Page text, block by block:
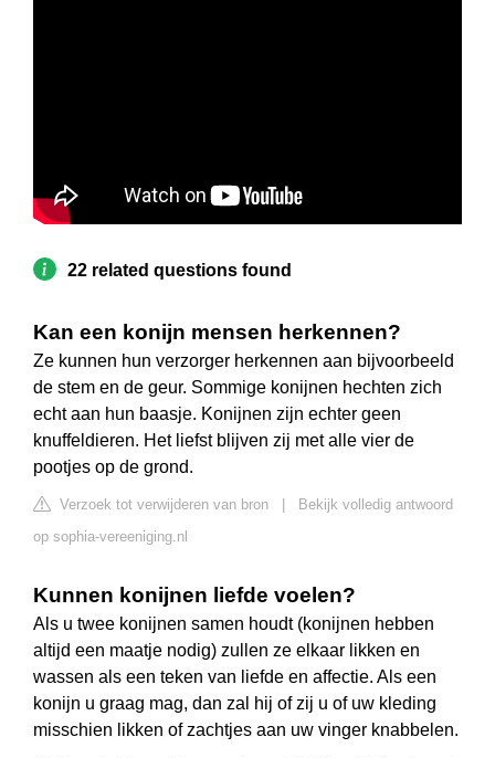
22 related questions found
Kan een konijn mensen herkennen?
Ze kunnen hun verzorger herkennen aan bijvoorbeeld
de stem en de geur. Sommige konijnen hechten zich
echt aan hun baasje. Konijnen zijn echter geen
knuffeldieren. Het liefst blijven zij met alle vier de
pootjes op de grond.
Verzoek tot verwijderen van bron
Bekijk volledig antwoord
op sophia-vereeniging.nl
Kunnen konijnen liefde voelen?
Als u twee konijnen samen houdt (konijnen hebben
altijd een maatje nodig) zullen ze elkaar likken en
wassen als een teken van liefde en affectie. Als een
konijn u graag mag, dan zal hij of zij u of uw kleding
misschien likken of zachtjes aan uw vinger knabbelen.